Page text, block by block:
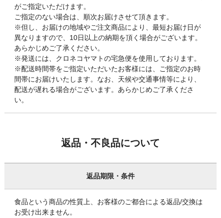
がご指定いただけます。
ご指定のない場合は、順次お届けさせて頂きます。
※但し、お届けの地域やご注文商品により、最短お届け日が
異なりますので、10日以上の納期を頂く場合がございます。
あらかじめご了承ください。
※発送には、クロネコヤマトの宅急便を使用しております。
※配送時間帯をご指定いただいたお客様には、ご指定のお時
間帯にお届けいたします。なお、天候や交通事情等により、
配送が遅れる場合がございます。あらかじめご了承くださ
い。
返品・不良品について
返品期限・条件
食品という商品の性質上、お客様のご都合による返品/交換は
お受け出来ません。